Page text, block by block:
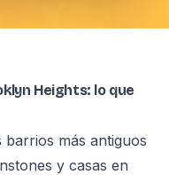
Heights: lo que
más antiguos
y casas en